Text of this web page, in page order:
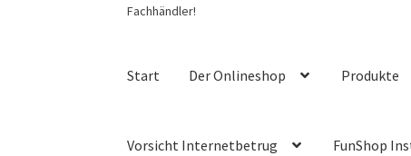
Fachhändler!
Start Der Onlineshop Produkte
Vorsicht Internetbetrug FunShop